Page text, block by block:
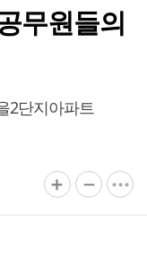
무원들의
2단지아파트